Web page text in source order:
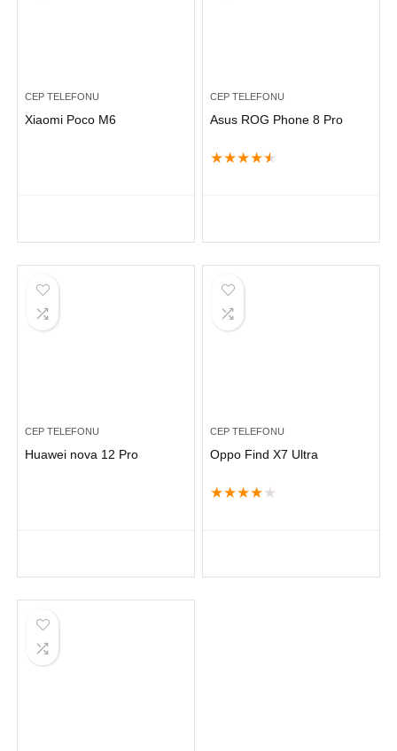
CEP TELEFONU
Xiaomi Poco M6
CEP TELEFONU
Asus ROG Phone 8 Pro
★★★★★
CEP TELEFONU
Huawei nova 12 Pro
CEP TELEFONU
Oppo Find X7 Ultra
★★★★ ★